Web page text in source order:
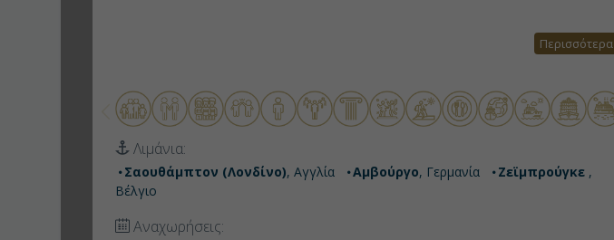
Περισσότερα
Λιμάνια:
Σαουθάμπτον (Λονδίνο), Αγγλία Αμβούργο, Γερμανία Ζεϊμπρούγκε ,
Βέλγιο
Αναχωρήσεις: